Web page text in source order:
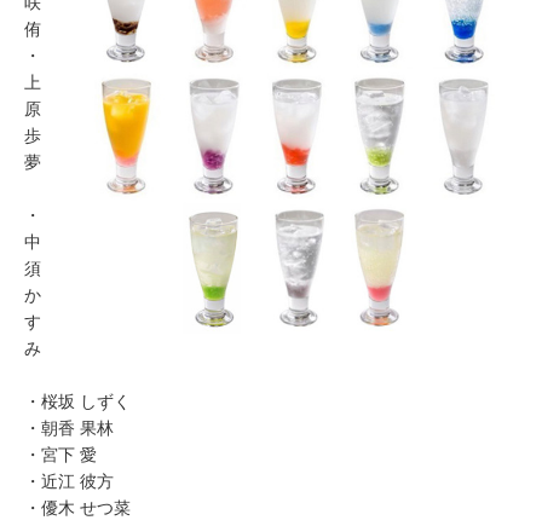
侑
・
上
原
歩
夢
・
中
須
か
す
み
・桜坂 しずく
・朝香 果林
・宮下 愛
・近江 彼方
・優木 せつ菜